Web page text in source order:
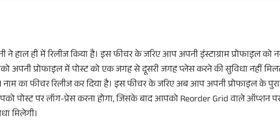
ने हाल ही में रिलीज किया है। इस फीचर के जरिए आप अपनी इंस्टाग्राम प्रोफाइल
प्रोफाइल में पोस्ट को एक जगह से दूसरी जगह प्लेस करने की सुविधा नहीं
का फीचर रिलीज कर दिया है। इस फीचर के जरिए अब आप अपनी प्रोफाइल के
पोस्ट पर लॉग-प्रेस करना होगा, जिसके बाद आपको Reorder Grid वाले ऑप्शन
मिलेगी।